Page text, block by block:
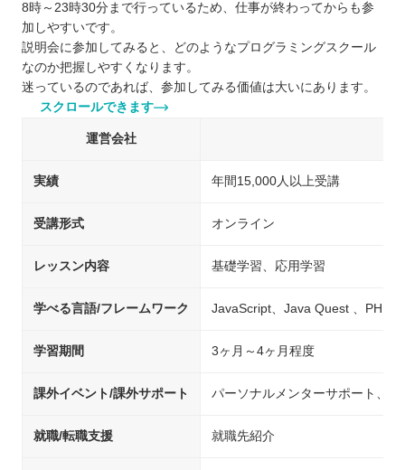
8時～23時30分まで行っているため、仕事が終わってからも参
加しやすいです。
説明会に参加してみると、どのようなプログラミングスクール
なのか把握しやすくなります。
迷っているのであれば、参加してみる価値は大いにあります。
スクロールできます
運営会社
実績 年間15,000人以上受講
受講形式 オンライン
レッスン内容 基礎学習、応用学習
学べる言語/フレームワーク JavaScript、Java Quest 、PHP
学習期間 3ヶ月～4ヶ月程度
課外イベント/課外サポート パーソナルメンターサポート、
就職/転職支援 就職先紹介